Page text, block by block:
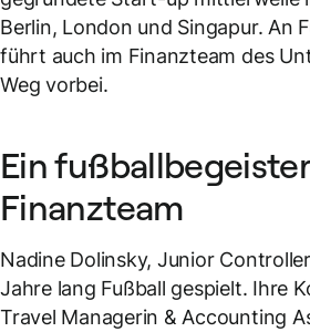
Berlin, London und Singapur. An
führt auch im Finanzteam des
Weg vorbei.
Ein
Finanzteam
Nadine Dolinsky, Junior
Jahre lang Fußball gespielt. Ihre
Travel Managerin & Accounting